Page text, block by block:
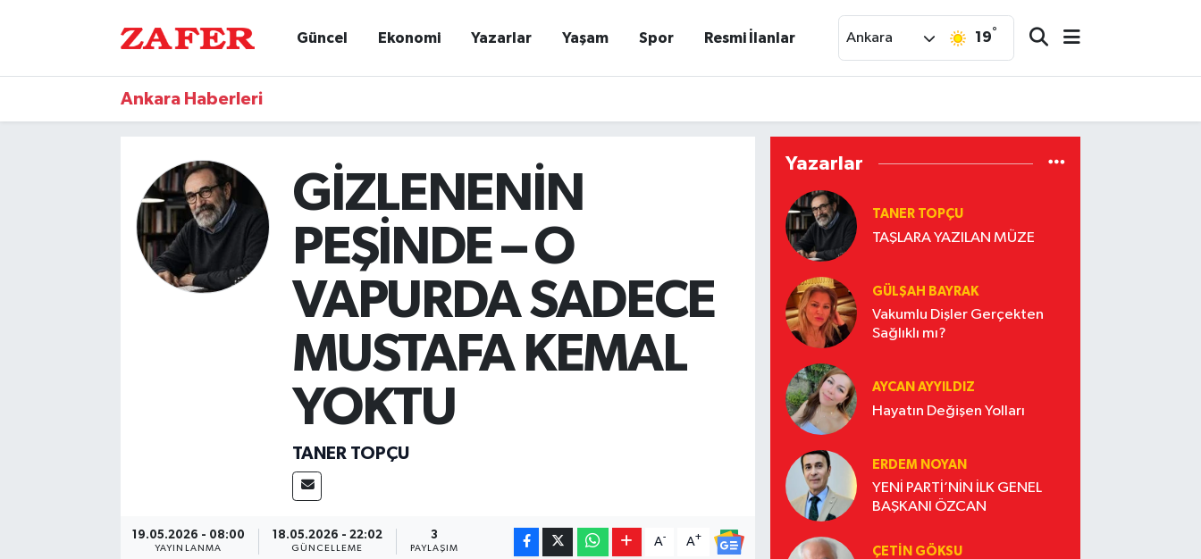
Güncel Ekonomi Yazarlar Yaşam Spor Resmi İlanlar Ankara 19°
Ankara Haberleri
GİZLENENİN
PEŞİNDE – O
VAPURDA SADECE
MUSTAFA KEMAL
YOKTU
TANER TOPÇU
19.05.2026 - 08:00
YAYINLANMA
18.05.2026 - 22:02
GÜNCELLEME
3
PAYLAŞIM
A- A+
Yazarlar
TANER TOPÇU
TAŞLARA YAZILAN MÜZE
GÜLŞAH BAYRAK
Vakumlu Dişler Gerçekten
Sağlıklı mı?
AYCAN AYYILDIZ
Hayatın Değişen Yolları
ERDEM NOYAN
YENİ PARTİ’NİN İLK GENEL
BAŞKANI ÖZCAN
ÇETIN GÖKSU